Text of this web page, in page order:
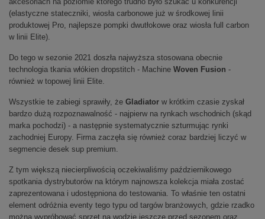
(elastyczne stateczniki, wiosła carbonowe już w środkowej linii
produktowej Pro, najlepsze pompki dwutłokowe oraz wiosła full carbon
w linii Elite).
Do tego w sezonie 2021 doszła najwyższa stosowana obecnie
technologia tkania włókien dropstitch - Machine Woven Fusion -
również w topowej linii Elite.
Wszystkie te zabiegi sprawiły, że Gladiator w krótkim czasie zyskał
bardzo dużą rozpoznawalność - najpierw na rynkach wschodnich (skąd
marka pochodzi) - a następnie systematycznie szturmując rynki
zachodniej Europy. Firma zaczęła się również coraz bardziej liczyć w
segmencie desek sup premium.
Z tym większą niecierpliwością oczekiwaliśmy październikowego
spotkania dystrybutorów na którym najnowsza kolekcja miała zostać
zaprezentowana i udostępniona do testowania. To właśnie ten ostatni
element odróżnia eventy tego typu od targów branżowych, gdzie rzadko
można wypróbować sprzęt na wodzie jeszcze przed sezonem oraz